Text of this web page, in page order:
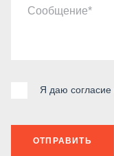
Сообщение
Я даю согласие
ОТПРАВИТЬ